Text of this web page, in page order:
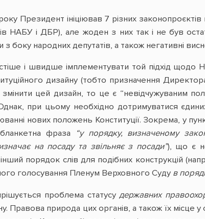
Президент ініціював 7 різних
НАБУ і ДБР), але жоден з них так і не був
з боку народних депутатів, а також негативні
і швидше імплементувати той підхід
дизайну (тобто призначення
цей дизайн, то це є “невідчужуваним
Однак, при цьому необхідно дотримуватися
нових положень Конституції. Зокрема, у
фраза
“у порядку, визначеному
на посаду та звільняє з посади”), що є
порядок слів для подібних конструкцій
голосування Пленум Верховного Суду в
проблема статусудержавних
Правова природа цих органів, а також їх місце